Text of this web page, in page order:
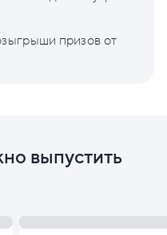
призов от
выпустить